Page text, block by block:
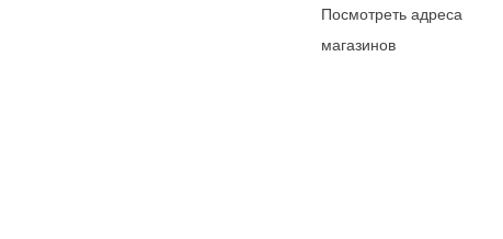
Посмотреть адреса
магазинов